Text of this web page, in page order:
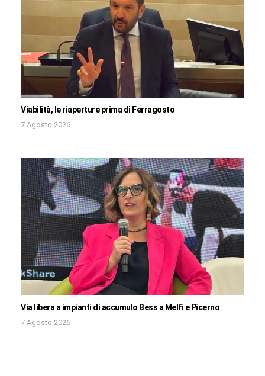
Viabilità, le riaperture prima di Ferragosto
7 Agosto 2026
Via libera a impianti di accumulo Bess a Melfi e Picerno
7 Agosto 2026